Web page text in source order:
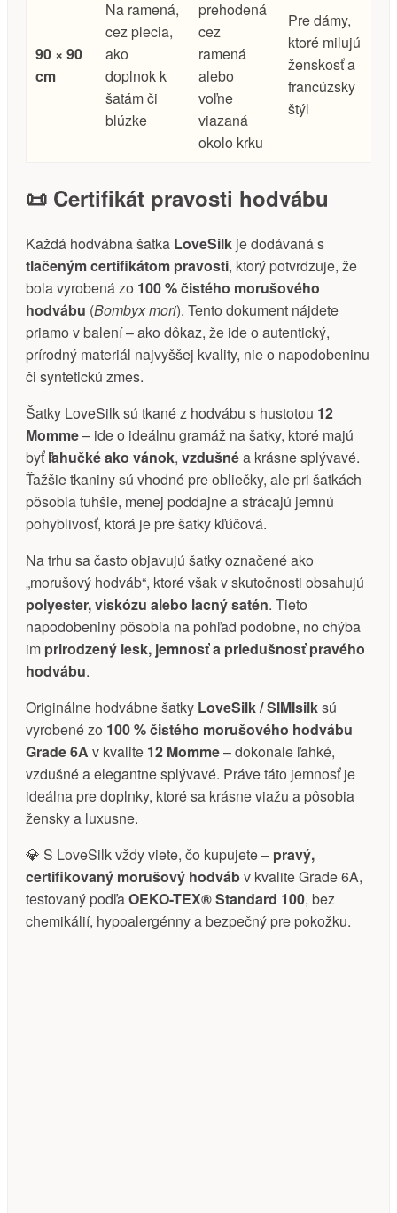
90 × 90
cm
Na ramená,
cez plecia,
ako
doplnok k
šatám či
blúzke
prehodená
cez
ramená
alebo
voľne
viazaná
okolo krku
Pre dámy,
ktoré milujú
ženskosť a
francúzsky
štýl
📜 Certifikát pravosti hodvábu
Každá hodvábna šatka LoveSilk je dodávaná s
tlačeným certifikátom pravosti, ktorý potvrdzuje, že
bola vyrobená zo 100 % čistého morušového
hodvábu (Bombyx mori). Tento dokument nájdete
priamo v balení – ako dôkaz, že ide o autentický,
prírodný materiál najvyššej kvality, nie o napodobeninu
či syntetickú zmes.
Šatky LoveSilk sú tkané z hodvábu s hustotou 12
Momme– ide o ideálnu gramáž na šatky, ktoré majú
byťľahučké ako vánok, vzdušnéa krásne splývavé.
Ťažšie tkaniny sú vhodné pre obliečky, ale pri šatkách
pôsobia tuhšie, menej poddajne a strácajú jemnú
pohyblivosť, ktorá je pre šatky kľúčová.
Na trhu sa často objavujú šatky označené ako
„morušový hodváb“, ktoré však v skutočnosti obsahujú
polyester, viskózu alebo lacný satén. Tieto
napodobeniny pôsobia na pohľad podobne, no chýba
im prirodzený lesk, jemnosť a priedušnosť pravého
hodvábu.
Originálne hodvábne šatky LoveSilk / SIMIsilksú
vyrobené zo 100 % čistého morušového hodvábu
Grade 6A v kvalite 12 Momme– dokonale ľahké,
vzdušné a elegantne splývavé. Práve táto jemnosť je
ideálna pre doplnky, ktoré sa krásne viažu a pôsobia
žensky a luxusne.
💎 S LoveSilk vždy viete, čo kupujete – pravý,
certifikovaný morušový hodvábv kvalite Grade 6A,
testovaný podľaOEKO-TEX® Standard 100, bez
chemikálií, hypoalergénny a bezpečný pre pokožku.